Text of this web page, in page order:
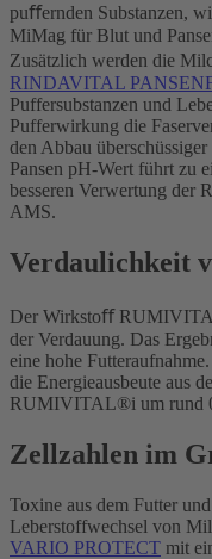
puﬀernden Substanzen,
MiMag für Blut und
Zusätzlich werden die
RINDAVITAL
Puffersubstanzen und
Pufferwirkung die
den Abbau
Pansen pH-Wert führt zu
besseren Verwertung der
AMS.
Verdaulichkeit
Der Wirkstoﬀ
der Verdauung. Das
eine hohe
die Energieausbeute aus
RUMIVITAL®i um rund
Zellzahlen im
Toxine aus dem Futter
Leberstoffwechsel von
VARIO PROTECT mit